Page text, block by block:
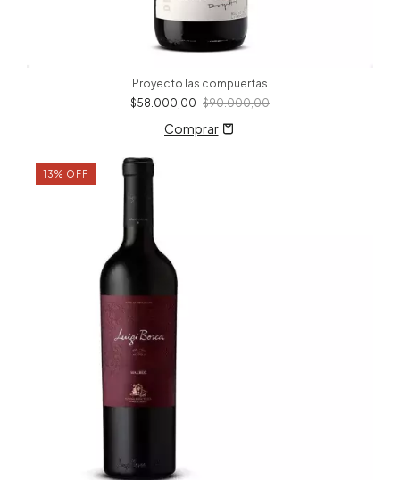
Proyecto las compuertas
$58.000,00 $90.000,00
13% OFF